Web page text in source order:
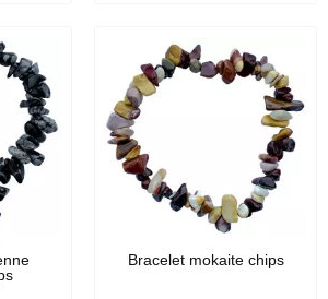
EN STOCK
Bracelet mokaite chips